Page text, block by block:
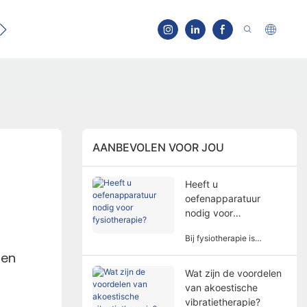
AANBEVOLEN VOOR JOU
Heeft u
oefenapparatuur
nodig voor
Bij fysiotherapie is
oefenapparatuur voor
fysiotherapie omvat
meerdere factoren en
Wat zijn de voordelen
van akoestische
vibratietherapie?